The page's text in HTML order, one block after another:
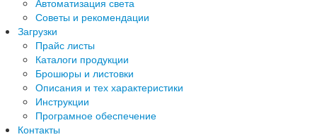
Автоматизация света
Советы и рекомендации
Загрузки
Прайс листы
Каталоги продукции
Брошюры и листовки
Описания и тех характеристики
Инструкции
Програмное обеспечение
Контакты